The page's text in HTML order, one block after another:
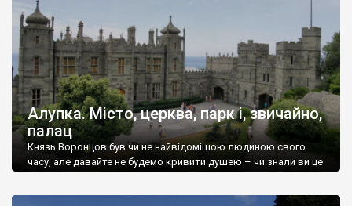
Алупка. Місто, церква, парк і, звичайно,
палац
Князь Воронцов був чи не найвідомішою людиною свого
часу, але давайте не будемо кривити душею – чи знали ви це